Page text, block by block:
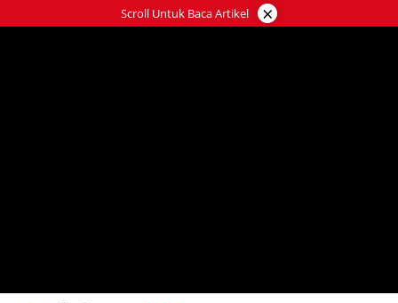
ke
Scroll Untuk Baca Artikel ×